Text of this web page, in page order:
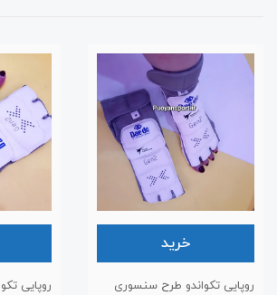
خرید
روپایی تکواندو طرح سنسوری